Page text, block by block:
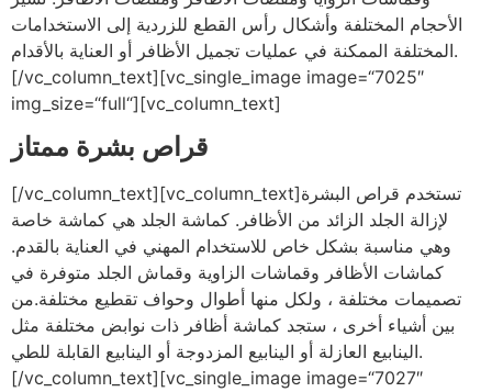
الأحجام المختلفة وأشكال رأس القطع للزردية إلى الاستخدامات
المختلفة الممكنة في عمليات تجميل الأظافر أو العناية بالأقدام.
[/vc_column_text][vc_single_image image=“7025″
img_size=“full“][vc_column_text]
قراص بشرة ممتاز
[/vc_column_text][vc_column_text]تستخدم قراص البشرة
لإزالة الجلد الزائد من الأظافر. كماشة الجلد هي كماشة خاصة
وهي مناسبة بشكل خاص للاستخدام المهني في العناية بالقدم.
كماشات الأظافر وقماشات الزاوية وقماش الجلد متوفرة في
تصميمات مختلفة ، ولكل منها أطوال وحواف تقطيع مختلفة.من
بين أشياء أخرى ، ستجد كماشة أظافر ذات نوابض مختلفة مثل
الينابيع العازلة أو الينابيع المزدوجة أو الينابيع القابلة للطي.
[/vc_column_text][vc_single_image image=“7027″